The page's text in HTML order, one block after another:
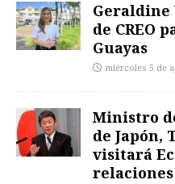
Geraldine
de CREO
Guayas
miércoles 5 de
Ministro
de Japón,
visitará
relaciones